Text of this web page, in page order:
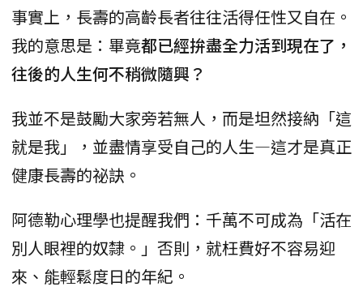
事實上，長壽的高齡長者往往活得任性又自在。
我的意思是：畢竟都已經拚盡全力活到現在了，
往後的人生何不稍微隨興？
我並不是鼓勵大家旁若無人，而是坦然接納「這
就是我」，並盡情享受自己的人生—這才是真正
健康長壽的祕訣。
阿德勒心理學也提醒我們：千萬不可成為「活在
別人眼裡的奴隸。」否則，就枉費好不容易迎
來、能輕鬆度日的年紀。